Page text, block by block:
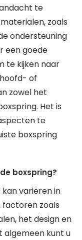
te
zoals
ondersteuning
een goede
te kijken naar
of
zowel het
Het is
te
boxspring
boxspring?
kan variëren in
factoren zoals
het design en
algemeen kunt u